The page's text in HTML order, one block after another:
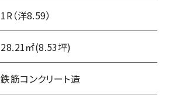
1R（洋8.59）
28.21㎡(8.53坪)
鉄筋コンクリート造